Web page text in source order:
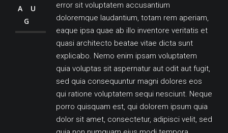
AU
G
error sit voluptatem accusantium
doloremque laudantium, totam rem aperiam,
eaque ipsa quae ab illo inventore veritatis et
quasi architecto beatae vitae dicta sunt
explicabo. Nemo enim ipsam voluptatem
quia voluptas sit aspernatur aut odit aut fugit,
sed quia consequuntur magni dolores eos
qui ratione voluptatem sequi nesciunt. Neque
porro quisquam est, qui dolorem ipsum quia
dolor sit amet, consectetur, adipisci velit, sed